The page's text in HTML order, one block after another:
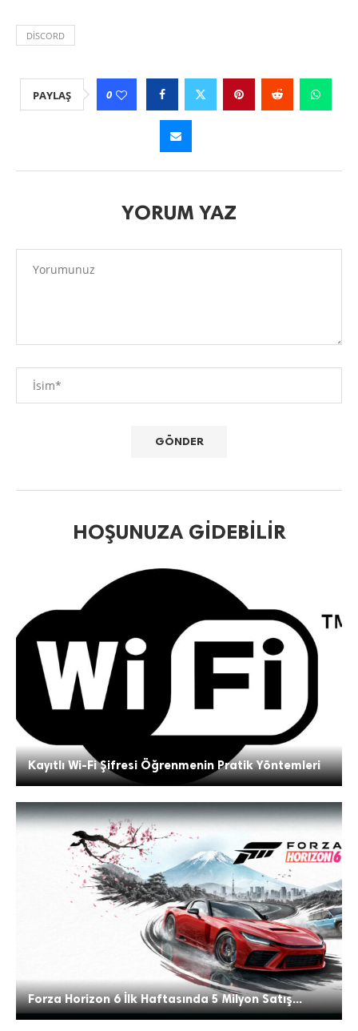
DISCORD
PAYLAŞ 0
YORUM YAZ
HOŞUNUZA GIDEBILIR
Kayıtlı Wi-Fi Şifresi Öğrenmenin Pratik Yöntemleri
Forza Horizon 6 İlk Haftasında 5 Milyon Satış...